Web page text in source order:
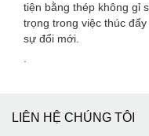
tiện bằng thép không gỉ
trọng trong việc thúc
sự đổi mới.
LIÊN HỆ CHÚNG TÔI